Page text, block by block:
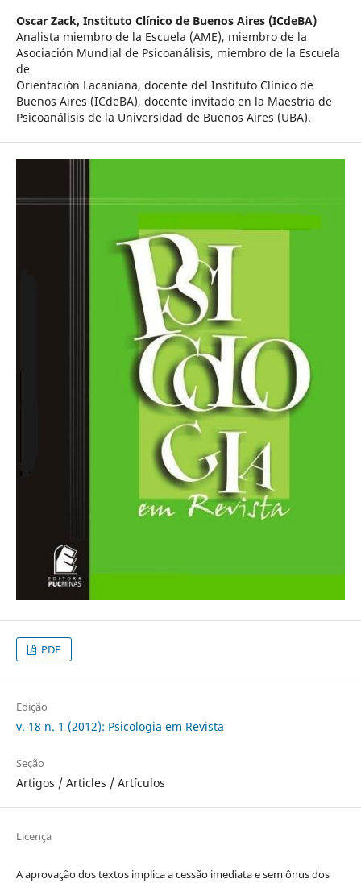
Oscar Zack, Instituto Clínico de Buenos Aires (ICdeBA)
Analista miembro de la Escuela (AME), miembro de la
Asociación Mundial de Psicoanálisis, miembro de la Escuela
de
Orientación Lacaniana, docente del Instituto Clínico de
Buenos Aires (ICdeBA), docente invitado en la Maestria de
Psicoanálisis de la Universidad de Buenos Aires (UBA).
PDF
Edição
v. 18 n. 1 (2012): Psicologia em Revista
Seção
Artigos / Articles / Artículos
Licença
A aprovação dos textos implica a cessão imediata e sem ônus dos